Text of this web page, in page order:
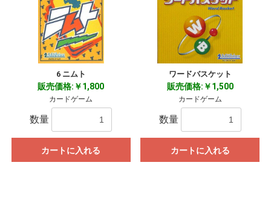
6 ニムト
販売価格:￥1,800
カードゲーム
数量
カートに入れる
ワードバスケット
販売価格:￥1,500
カードゲーム
数量
カートに入れる